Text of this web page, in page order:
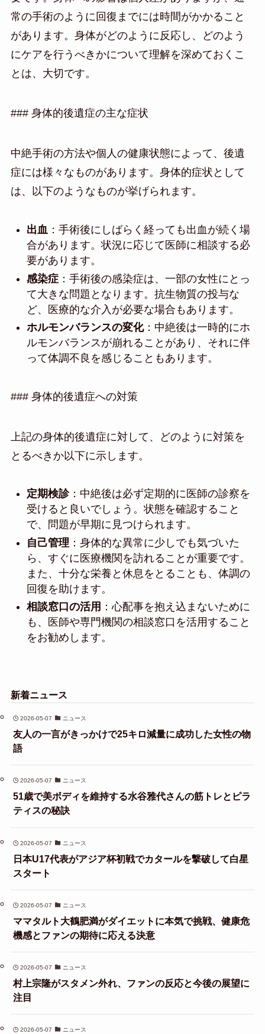
常の手術のように回復までには時間がかかること
があります。身体がどのように反応し、どのよう
にケアを行うべきかについて理解を深めておくこ
とは、大切です。
### 身体的後遺症の主な症状
中絶手術の方法や個人の健康状態によって、後遺
症には様々なものがあります。身体的症状として
は、以下のようなものが挙げられます。
出血：手術後にしばらく経っても出血が続く場
合があります。状況に応じて医師に相談する必
要があります。
感染症：手術後の感染症は、一部の女性にとっ
て大きな問題となります。抗生物質の投与な
ど、医療的な介入が必要な場合もあります。
ホルモンバランスの変化：中絶後は一時的にホ
ルモンバランスが崩れることがあり、それに伴
って体調不良を感じることもあります。
### 身体的後遺症への対策
上記の身体的後遺症に対して、どのように対策を
とるべきか以下に示します。
定期検診：中絶後は必ず定期的に医師の診察を
受けると良いでしょう。状態を確認すること
で、問題が早期に見つけられます。
自己管理 ：身体的な異常に少しでも気づいた
ら、すぐに医療機関を訪れることが重要です。
また、十分な栄養と休息をとることも、体調の
回復を助けます。
相談窓口の活用 ：心配事を抱え込まないために
も、医師や専門機関の相談窓口を活用すること
をお勧めします。
新着ニュース
2026-05-07 ニュース
友人の一言がきっかけで25キロ減量に成功した女性の物
語
2026-05-07 ニュース
51歳で美ボディを維持する水谷雅代さんの筋トレとピラ
ティスの秘訣
2026-05-07 ニュース
日本U17代表がアジア杯初戦でカタールを撃破して白星
スタート
2026-05-07 ニュース
ママタルト大鶴肥満がダイエットに本気で挑戦、健康危
機感とファンの期待に応える決意
2026-05-07 ニュース
村上宗隆がスタメン外れ、ファンの反応と今後の展望に
注目
2026-05-07 ニュース